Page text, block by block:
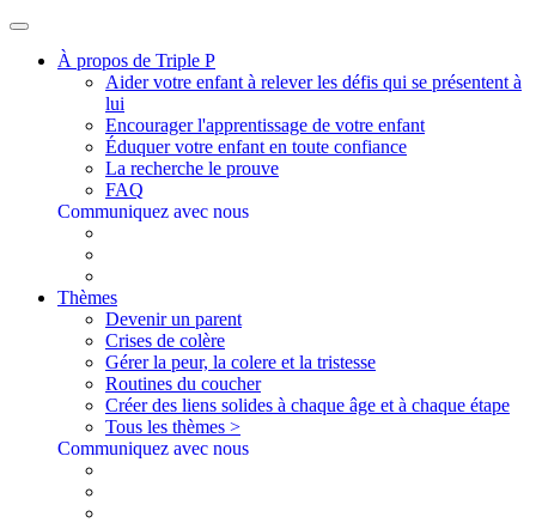
À propos de Triple P
Aider votre enfant à relever les défis qui se présentent à
lui
Encourager l'apprentissage de votre enfant
Éduquer votre enfant en toute confiance
La recherche le prouve
FAQ
Communiquez avec nous
Thèmes
Devenir un parent
Crises de colère
Gérer la peur, la colere et la tristesse
Routines du coucher
Créer des liens solides à chaque âge et à chaque étape
Tous les thèmes >
Communiquez avec nous